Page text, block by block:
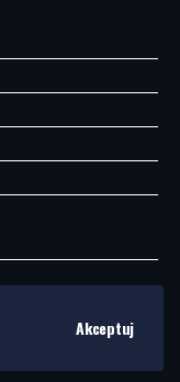
Akceptuj